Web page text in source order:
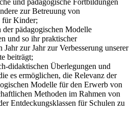
zur Betreuung von
für Kinder;
pädagogischen Modelle
und so ihr praktischer
Jahr zur Jahr zur Verbesserung unserer
beiträgt;
didaktischen Überlegungen und
es ermöglichen, die Relevanz der
Modelle für den Erwerb von
Methoden im Rahmen von
Entdeckungsklassen für Schulen zu